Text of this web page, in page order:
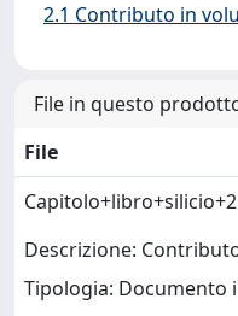
2.1 Contributo in
File in questo
File
Descrizione:
Tipologia: Documento